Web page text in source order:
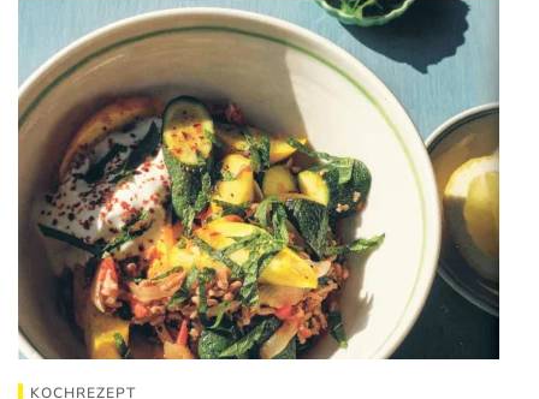
KOCHREZEPT